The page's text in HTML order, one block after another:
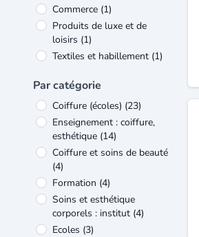
Commerce (1)
Produits de luxe et de
loisirs (1)
Textiles et habillement (1)
Par catégorie
Coiffure (écoles) (23)
Enseignement : coiffure,
esthétique (14)
Coiffure et soins de beauté
(4)
Formation (4)
Soins et esthétique
corporels : institut (4)
Ecoles (3)